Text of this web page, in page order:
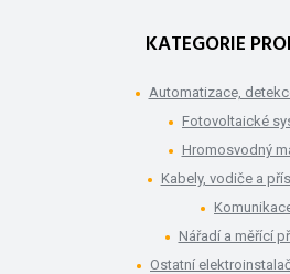
KATEGORIE
Automatizace,
Fotovoltaické
Hromosvodný
Kabely, vodiče a
Nářadí a měřící
Ostatní